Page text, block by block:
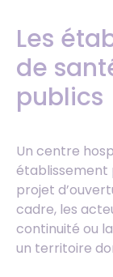
Les
de
publics
Un centre
établissement
projet
cadre, les
continuité ou
un territoire